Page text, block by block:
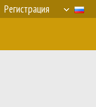
Регистрация